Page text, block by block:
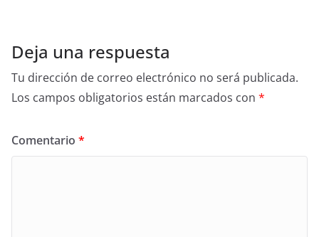
Deja una respuesta
Tu dirección de correo electrónico no será publicada.
Los campos obligatorios están marcados con *
Comentario *